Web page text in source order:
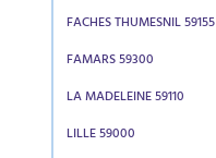
FACHES THUMESNIL 59155
FAMARS 59300
LA MADELEINE 59110
LILLE 59000